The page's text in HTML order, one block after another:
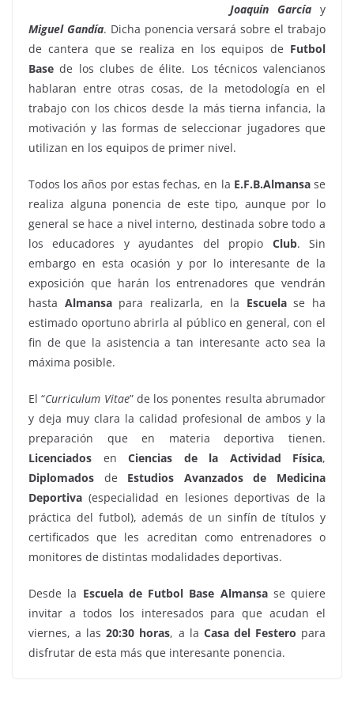
Joaquín García y
Miguel Gandía. Dicha ponencia versará sobre el trabajo
de cantera que se realiza en los equipos de Futbol
Base de los clubes de élite. Los técnicos valencianos
hablaran entre otras cosas, de la metodología en el
trabajo con los chicos desde la más tierna infancia, la
motivación y las formas de seleccionar jugadores que
utilizan en los equipos de primer nivel.
Todos los años por estas fechas, en la E.F.B.Almansase
realiza alguna ponencia de este tipo, aunque por lo
general se hace a nivel interno, destinada sobre todo a
los educadores y ayudantes del propio Club. Sin
embargo en esta ocasión y por lo interesante de la
exposición que harán los entrenadores que vendrán
hasta Almansapara realizarla, en la Escuelase ha
estimado oportuno abrirla al público en general, con el
fin de que la asistencia a tan interesante acto sea la
máxima posible.
El “Curriculum Vitae” de los ponentes resulta abrumador
y deja muy clara la calidad profesional de ambos y la
preparación que en materia deportiva tienen.
Licenciados en Ciencias de la Actividad Física,
Diplomados de Estudios Avanzados de Medicina
Deportiva (especialidad en lesiones deportivas de la
práctica del futbol), además de un sinfín de títulos y
certificados que les acreditan como entrenadores o
monitores de distintas modalidades deportivas.
Desde la Escuela de Futbol Base Almansase quiere
invitar a todos los interesados para que acudan el
viernes, a las20:30 horas, a la Casa del Festero para
disfrutar de esta más que interesante ponencia.